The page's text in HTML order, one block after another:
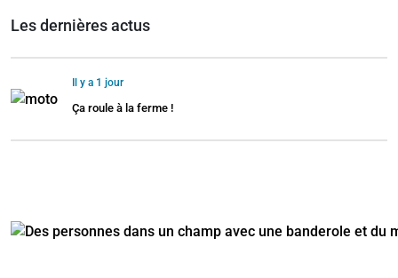
Les dernières actus
Il y a 1 jour
Ça roule à la ferme !